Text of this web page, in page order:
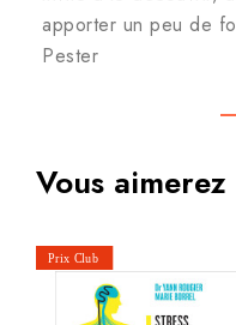
apporter un peu de
Pester
Vous aimerez